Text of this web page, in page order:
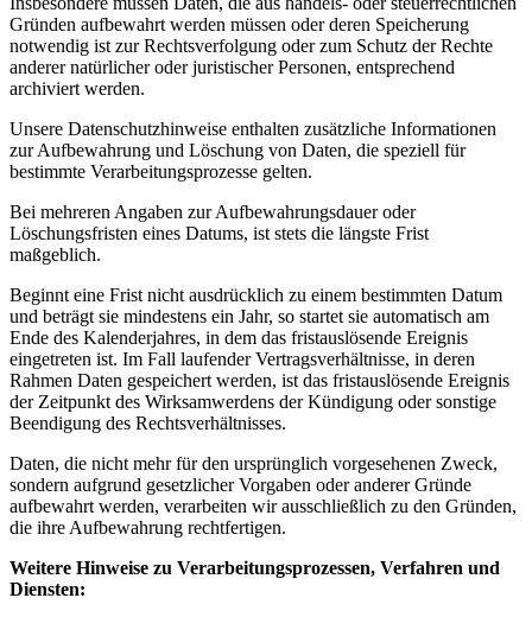
Gründen aufbewahrt werden müssen oder deren Speicherung
notwendig ist zur Rechtsverfolgung oder zum Schutz der Rechte
anderer natürlicher oder juristischer Personen, entsprechend
archiviert werden.
Unsere Datenschutzhinweise enthalten zusätzliche Informationen
zur Aufbewahrung und Löschung von Daten, die speziell für
bestimmte Verarbeitungsprozesse gelten.
Bei mehreren Angaben zur Aufbewahrungsdauer oder
Löschungsfristen eines Datums, ist stets die längste Frist
maßgeblich.
Beginnt eine Frist nicht ausdrücklich zu einem bestimmten Datum
und beträgt sie mindestens ein Jahr, so startet sie automatisch am
Ende des Kalenderjahres, in dem das fristauslösende Ereignis
eingetreten ist. Im Fall laufender Vertragsverhältnisse, in deren
Rahmen Daten gespeichert werden, ist das fristauslösende Ereignis
der Zeitpunkt des Wirksamwerdens der Kündigung oder sonstige
Beendigung des Rechtsverhältnisses.
Daten, die nicht mehr für den ursprünglich vorgesehenen Zweck,
sondern aufgrund gesetzlicher Vorgaben oder anderer Gründe
aufbewahrt werden, verarbeiten wir ausschließlich zu den Gründen,
die ihre Aufbewahrung rechtfertigen.
Weitere Hinweise zu Verarbeitungsprozessen, Verfahren und
Diensten: